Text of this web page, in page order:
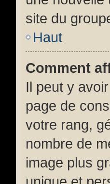
site du
Haut
Comment
Il peut y
page de
votre rang,
nombre de
image plus